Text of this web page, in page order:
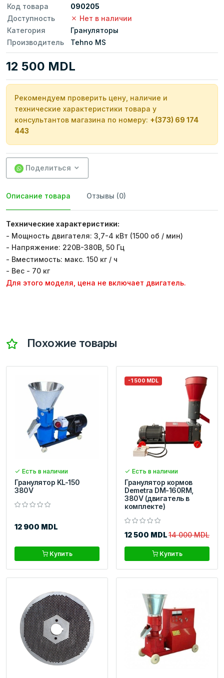
Код товара
090205
Доступность
Нет в наличии
Категория
Грануляторы
Производитель
Tehno MS
12 500 MDL
Рекомендуем проверить цену, наличие и
технические характеристики товара у
консультантов магазина по номеру: +(373) 69 174
443
Поделиться
Описание товара Отзывы (0)
Технические характеристики:
- Мощность двигателя: 3,7-4 кВт (1500 об / мин)
- Напряжение: 220В-380В, 50 Гц
- Вместимость: макс. 150 кг / ч
- Вес - 70 кг
Для этого моделя, цена не включает двигатель.
Похожие товары
Есть в наличии
Гранулятор KL-150
380V
12 900 MDL
Купить
-1 500 MDL
Есть в наличии
Гранулятор кормов
Demetra DM-160RM,
380V (двигатель в
комплекте)
12 500 MDL14 000 MDL
Купить